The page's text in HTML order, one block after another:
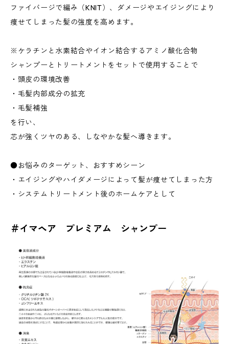
ファイバージで編み（KNIT）、ダメージやエイジングにより
痩せてしまった髪の強度を高めます。
※ケラチンと水素結合やイオン結合するアミノ酸化合物
シャンプーとトリートメントをセットで使用することで
・頭皮の環境改善
・毛髪内部成分の拡充
・毛髪補強
を行い、
芯が強くツヤのある、しなやかな髪へ導きます。
●お悩みのターゲット、おすすめシーン
・エイジングやハイダメージによって髪が痩せてしまった方
・システムトリートメント後のホームケアとして
＃イマヘア プレミアム シャンプー